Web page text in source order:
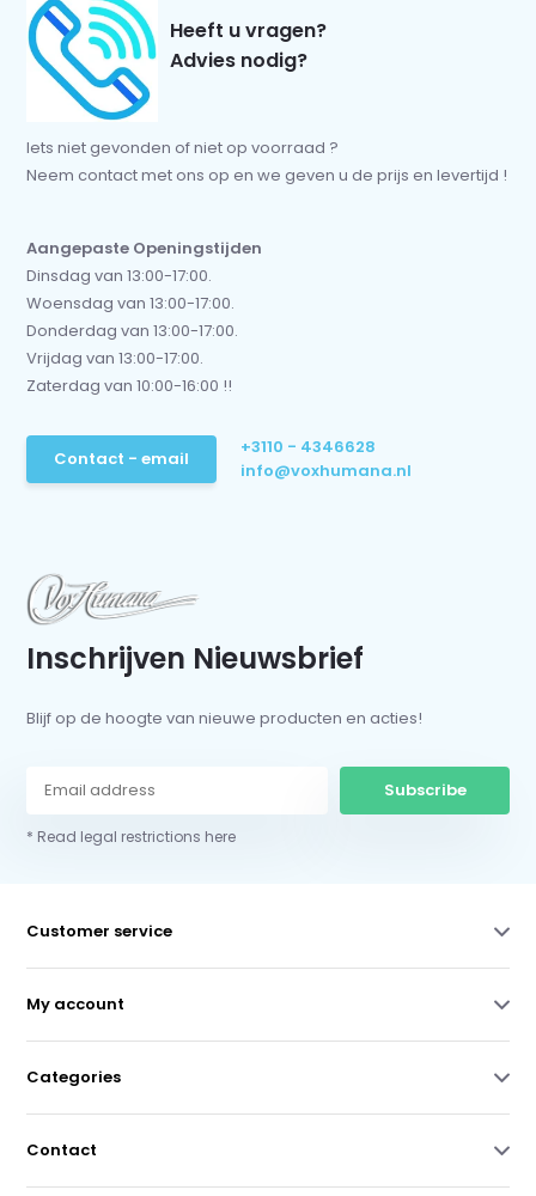
Heeft u vragen?
Advies nodig?
Iets niet gevonden of niet op voorraad ?
Neem contact met ons op en we geven u de prijs en levertijd !
Aangepaste Openingstijden
Dinsdag van 13:00-17:00.
Woensdag van 13:00-17:00.
Donderdag van 13:00-17:00.
Vrijdag van 13:00-17:00.
Zaterdag van 10:00-16:00 !!
Contact - email
+3110 - 4346628
info@voxhumana.nl
Inschrijven Nieuwsbrief
Blijf op de hoogte van nieuwe producten en acties!
Subscribe
* Read legal restrictions here
Customer service
My account
Categories
Contact